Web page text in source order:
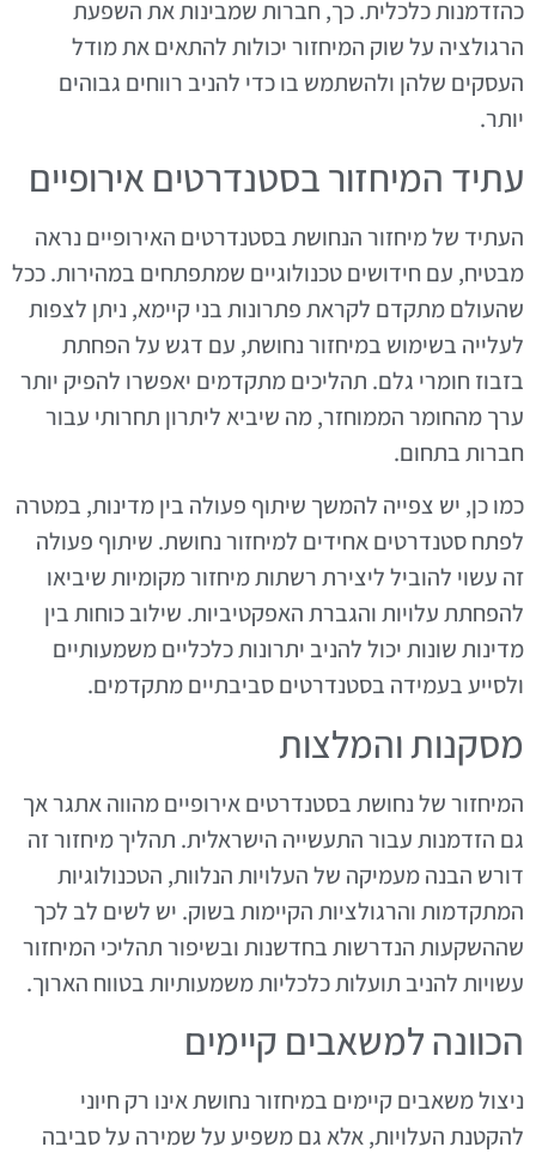
כהזדמנות כלכלית. כך, חברות שמבינות את השפעת
הרגולציה על שוק המיחזור יכולות להתאים את מודל
העסקים שלהן ולהשתמש בו כדי להניב רווחים גבוהים
יותר.
עתיד המיחזור בסטנדרטים אירופיים
העתיד של מיחזור הנחושת בסטנדרטים האירופיים נראה
מבטיח, עם חידושים טכנולוגיים שמתפתחים במהירות. ככל
שהעולם מתקדם לקראת פתרונות בני קיימא, ניתן לצפות
לעלייה בשימוש במיחזור נחושת, עם דגש על הפחתת
בזבוז חומרי גלם. תהליכים מתקדמים יאפשרו להפיק יותר
ערך מהחומר הממוחזר, מה שיביא ליתרון תחרותי עבור
חברות בתחום.
כמו כן, יש צפייה להמשך שיתוף פעולה בין מדינות, במטרה
לפתח סטנדרטים אחידים למיחזור נחושת. שיתוף פעולה
זה עשוי להוביל ליצירת רשתות מיחזור מקומיות שיביאו
להפחתת עלויות והגברת האפקטיביות. שילוב כוחות בין
מדינות שונות יכול להניב יתרונות כלכליים משמעותיים
ולסייע בעמידה בסטנדרטים סביבתיים מתקדמים.
מסקנות והמלצות
המיחזור של נחושת בסטנדרטים אירופיים מהווה אתגר אך
גם הזדמנות עבור התעשייה הישראלית. תהליך מיחזור זה
דורש הבנה מעמיקה של העלויות הנלוות, הטכנולוגיות
המתקדמות והרגולציות הקיימות בשוק. יש לשים לב לכך
שההשקעות הנדרשות בחדשנות ובשיפור תהליכי המיחזור
עשויות להניב תועלות כלכליות משמעותיות בטווח הארוך.
הכוונה למשאבים קיימים
ניצול משאבים קיימים במיחזור נחושת אינו רק חיוני
להקטנת העלויות, אלא גם משפיע על שמירה על סביבה